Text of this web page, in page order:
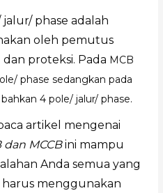
jalur/ phase adalah
oleh pemutus
proteksi. Pada MCB
phase sedangkan pada
4 pole/ jalur/ phase.
artikel mengenai
dan MCCBini mampu
Anda semua yang
menggunakan